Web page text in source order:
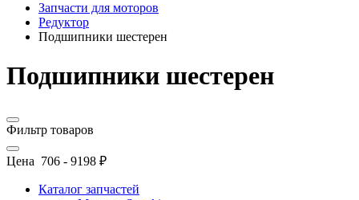
Запчасти для моторов
Редуктор
Подшипники шестерен
Подшипники шестерен
Фильтр товаров
Цена 706 - 9198 ₽
Каталог запчастей